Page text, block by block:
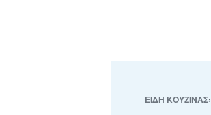
ΕΙΔΗ ΚΟΥΖΙΝΑΣ›